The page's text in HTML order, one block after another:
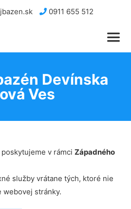
0911 655 512
Devínska
Ves
v rámci Západného
služby vrátane tých, ktoré nie
webovej stránky.